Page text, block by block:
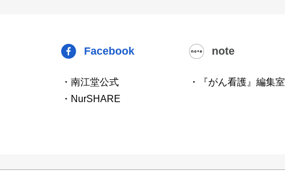
Facebook
・南江堂公式
・NurSHARE
note
・『がん看護』編集室